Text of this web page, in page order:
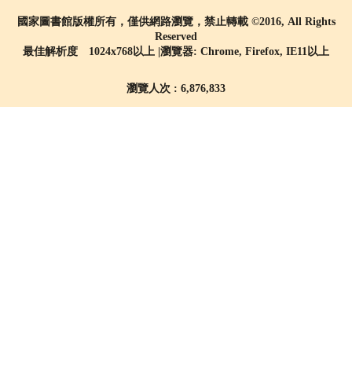
國家圖書館版權所有，僅供網路瀏覽，禁止轉載 ©2016, All Rights
Reserved
最佳解析度 1024x768以上 |瀏覽器: Chrome, Firefox, IE11以上
瀏覽人次 : 6,876,833